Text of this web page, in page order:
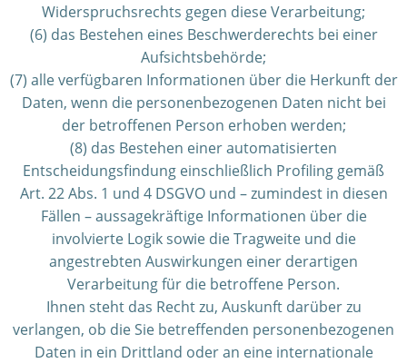
Widerspruchsrechts gegen diese Verarbeitung;
(6) das Bestehen eines Beschwerderechts bei einer
Aufsichtsbehörde;
(7) alle verfügbaren Informationen über die Herkunft der
Daten, wenn die personenbezogenen Daten nicht bei
der betroffenen Person erhoben werden;
(8) das Bestehen einer automatisierten
Entscheidungsfindung einschließlich Profiling gemäß
Art. 22 Abs. 1 und 4 DSGVO und – zumindest in diesen
Fällen – aussagekräftige Informationen über die
involvierte Logik sowie die Tragweite und die
angestrebten Auswirkungen einer derartigen
Verarbeitung für die betroffene Person.
Ihnen steht das Recht zu, Auskunft darüber zu
verlangen, ob die Sie betreffenden personenbezogenen
Daten in ein Drittland oder an eine internationale